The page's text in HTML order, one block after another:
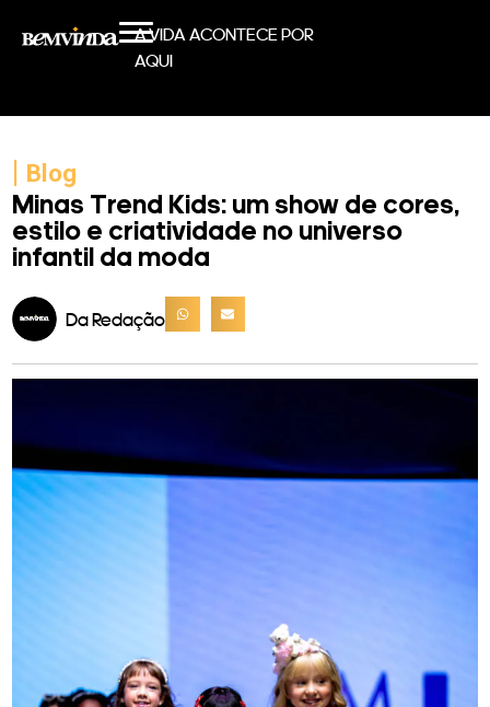
A VIDA ACONTECE POR
AQUI
| Blog
Minas Trend Kids: um show de cores,
estilo e criatividade no universo
infantil da moda
Da Redação